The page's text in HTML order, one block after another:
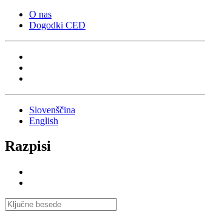
O nas
Dogodki CED
Slovenščina
English
Razpisi